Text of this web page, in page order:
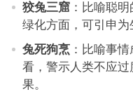
狡兔三窟：比喻聪明
绿化方面，可引申为
兔死狗烹：比喻事情
看，警示人类不应
果。